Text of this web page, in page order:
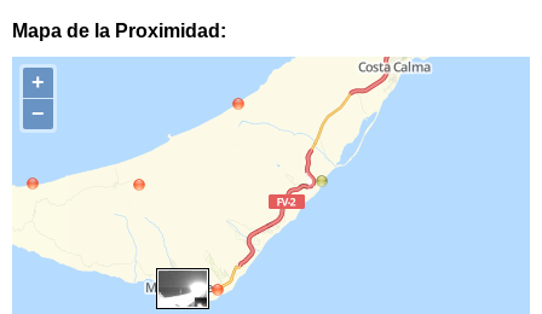
Mapa de la Proximidad:
+
−